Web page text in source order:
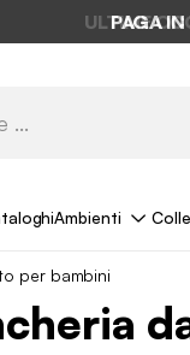
PAGA IN
Ambienti
per bambini